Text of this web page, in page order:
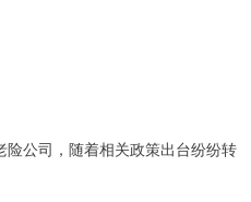
公司，随着相关政策出台纷纷转